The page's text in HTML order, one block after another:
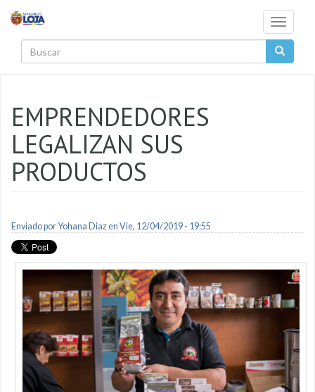
Toggle
EMPRENDEDORES
LEGALIZAN SUS
PRODUCTOS
Enviado porYohana Diazen Vie, 12/04/2019 - 19:55